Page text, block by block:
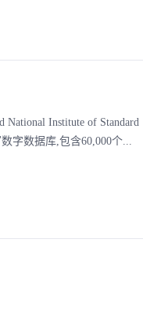
Institute of Standard
字数据库,包含60,000个...